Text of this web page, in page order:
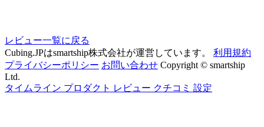
レビュー一覧に戻る
Cubing.JPはsmartship株式会社が運営しています。
利用規約
プライバシーポリシー お問い合わせ Copyright © smartship
Ltd.
タイムライン プロダクト レビュー クチコミ 設定